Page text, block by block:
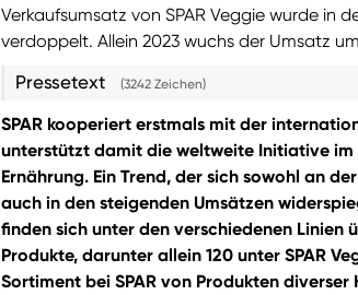
Verkaufsumsatz von SPAR Veggie wurde in
verdoppelt. Allein 2023 wuchs der Umsatz
Pressetext (3242 Zeichen)
SPAR kooperiert erstmals mit der
unterstützt damit die weltweite Initiative
Ernährung. Ein Trend, der sich sowohl an
auch in den steigenden Umsätzen
finden sich unter den verschiedenen Linien
Produkte, darunter allein 120 unter SPAR
Sortiment bei SPAR von Produkten